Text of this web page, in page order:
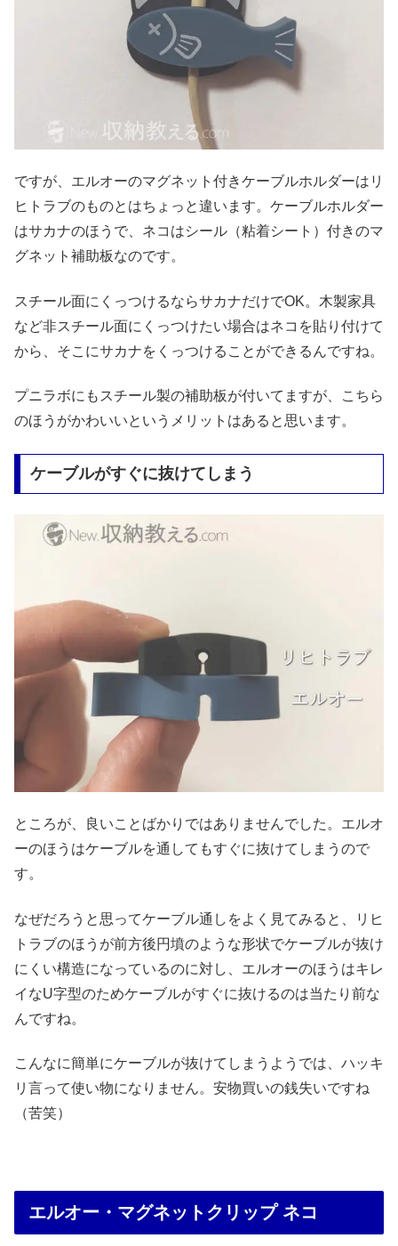
ですが、エルオーのマグネット付きケーブルホルダーはリ
ヒトラブのものとはちょっと違います。ケーブルホルダー
はサカナのほうで、ネコはシール（粘着シート）付きのマ
グネット補助板なのです。
スチール面にくっつけるならサカナだけでOK。木製家具
など非スチール面にくっつけたい場合はネコを貼り付けて
から、そこにサカナをくっつけることができるんですね。
プニラボにもスチール製の補助板が付いてますが、こちら
のほうがかわいいというメリットはあると思います。
ケーブルがすぐに抜けてしまう
ところが、良いことばかりではありませんでした。エルオ
ーのほうはケーブルを通してもすぐに抜けてしまうので
す。
なぜだろうと思ってケーブル通しをよく見てみると、リヒ
トラブのほうが前方後円墳のような形状でケーブルが抜け
にくい構造になっているのに対し、エルオーのほうはキレ
イなU字型のためケーブルがすぐに抜けるのは当たり前な
んですね。
こんなに簡単にケーブルが抜けてしまうようでは、ハッキ
リ言って使い物になりません。安物買いの銭失いですね
（苦笑）
エルオー・マグネットクリップ ネコ